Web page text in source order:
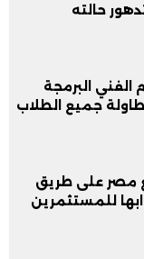
حالته
الفني البرمجة
جميع الطلاب
مصر على طريق
للمستثمرين